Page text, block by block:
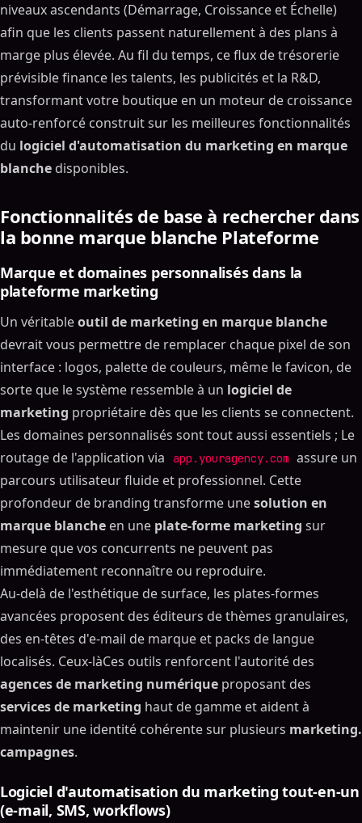
niveaux ascendants (Démarrage, Croissance et Échelle)
afin que les clients passent naturellement à des plans à
marge plus élevée. Au fil du temps, ce flux de trésorerie
prévisible finance les talents, les publicités et la R&D,
transformant votre boutique en un moteur de croissance
auto-renforcé construit sur les meilleures fonctionnalités
du logiciel d'automatisation du marketing en marque
blanche disponibles.
Fonctionnalités de base à rechercher dans
la bonne marque blanche Plateforme
Marque et domaines personnalisés dans la
plateforme marketing
Un véritableoutil de marketing en marque blanche
devrait vous permettre de remplacer chaque pixel de son
interface : logos, palette de couleurs, même le favicon, de
sorte que le système ressemble à un logiciel de
marketing propriétaire dès que les clients se connectent.
Les domaines personnalisés sont tout aussi essentiels ; Le
routage de l'application via
app.youragency.com assure un
parcours utilisateur fluide et professionnel. Cette
profondeur de branding transforme unesolution en
marque blanche en une plate-forme marketing sur
mesure que vos concurrents ne peuvent pas
immédiatement reconnaître ou reproduire.
Au-delà de l'esthétique de surface, les plates-formes
avancées proposent des éditeurs de thèmes granulaires,
des en-têtes d'e-mail de marque et packs de langue
localisés. Ceux-làCes outils renforcent l'autorité des
agences de marketing numérique proposant des
services de marketing haut de gamme et aident à
maintenir une identité cohérente sur plusieurs marketing.
campagnes.
Logiciel d'automatisation du marketing tout-en-un
(e-mail, SMS, workflows)